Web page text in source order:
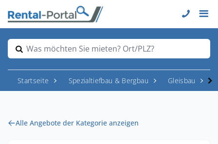
Was möchten Sie mieten? Ort/PLZ?
Startseite Spezialtiefbau & Bergbau Gleisbau
Alle Angebote der Kategorie anzeigen